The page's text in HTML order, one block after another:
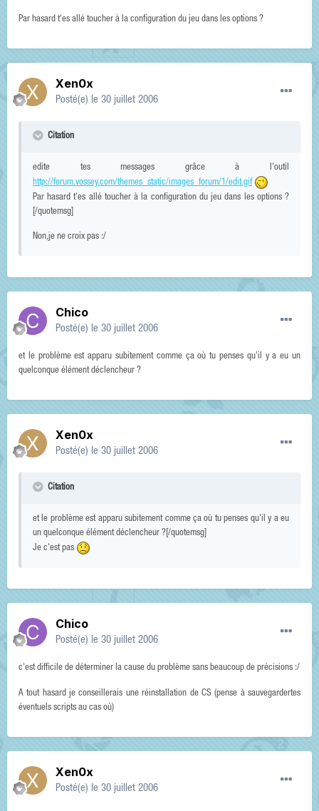
Par hasard t'es allé toucher à la configuration du jeu dans les options ?
Xen0x
Posté(e) le 30 juillet 2006
Citation
edite tes messages grâce à l'outil
http://forum.vossey.com/themes_static/images_forum/1/edit.gif
Par hasard t'es allé toucher à la configuration du jeu dans les options ?
[/quotemsg]
Non,je ne croix pas :/
Chico
Posté(e) le 30 juillet 2006
et le problème est apparu subitement comme ça où tu penses qu'il y a eu un
quelconque élément déclencheur ?
Xen0x
Posté(e) le 30 juillet 2006
Citation
et le problème est apparu subitement comme ça où tu penses qu'il y a eu
un quelconque élément déclencheur ?[/quotemsg]
Je c'est pas
Chico
Posté(e) le 30 juillet 2006
c'est difficile de déterminer la cause du problème sans beaucoup de précisions :/
A tout hasard je conseillerais une réinstallation de CS (pense à sauvegardertes
éventuels scripts au cas où)
Xen0x
Posté(e) le 30 juillet 2006